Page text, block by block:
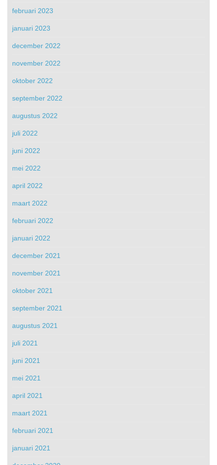
februari 2023
januari 2023
december 2022
november 2022
oktober 2022
september 2022
augustus 2022
juli 2022
juni 2022
mei 2022
april 2022
maart 2022
februari 2022
januari 2022
december 2021
november 2021
oktober 2021
september 2021
augustus 2021
juli 2021
juni 2021
mei 2021
april 2021
maart 2021
februari 2021
januari 2021